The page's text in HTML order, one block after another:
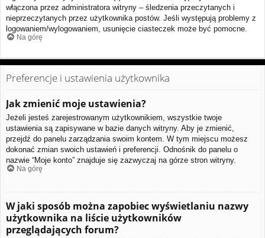
włączona przez administratora witryny – śledzenia przeczytanych i
nieprzeczytanych przez użytkownika postów. Jeśli występują problemy z
logowaniem/wylogowaniem, usunięcie ciasteczek może być pomocne.
Na górę
Preferencje i ustawienia użytkownika
Jak zmienić moje ustawienia?
Jeżeli jesteś zarejestrowanym użytkownikiem, wszystkie twoje
ustawienia są zapisywane w bazie danych witryny. Aby je zmienić,
przejdź do panelu zarządzania swoim kontem. W tym miejscu możesz
dokonać zmian swoich ustawień i preferencji. Odnośnik do panelu o
nazwie “Moje konto” znajduje się zazwyczaj na górze stron witryny.
Na górę
W jaki sposób można zapobiec wyświetlaniu nazwy
użytkownika na liście użytkowników
przeglądających forum?